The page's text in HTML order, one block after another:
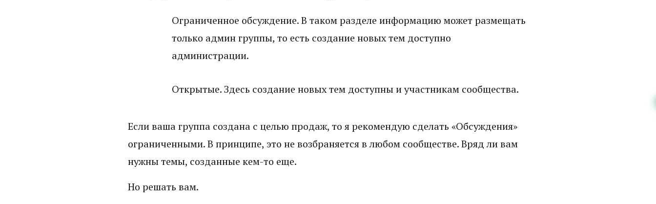
Ограниченное обсуждение. В таком разделе информацию может размещать
только админ группы, то есть создание новых тем доступно
администрации.
Открытые. Здесь создание новых тем доступны и участникам сообщества.
Если ваша группа создана с целью продаж, то я рекомендую сделать «Обсуждения»
ограниченными. В принципе, это не возбраняется в любом сообществе. Вряд ли вам
нужны темы, созданные кем-то еще.
Но решать вам.